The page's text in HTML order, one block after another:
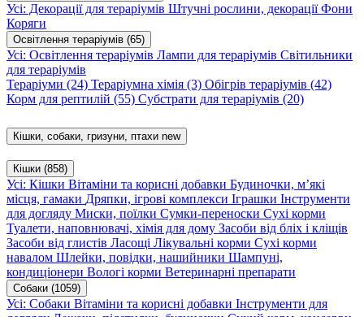
Усі: Декорації для тераріумів Штучні рослини, декораціїФони
Коряги
Освітлення тераріумів (65)
Усі: Освітлення тераріумів Лампи для тераріумів Світильники
для тераріумів
Тераріуми (24) Тераріумна хімія (3) Обігрів тераріумів (42)
Корм для рептилій (55) Субстрати для тераріумів (20)
Кішки, собаки, гризуни, птахи new
Кішки (858)
Усі: Кішки Вітаміни та корисні добавки Будиночки, м’які
місця, гамаки Дряпки, ігрові комплекси Іграшки Інструменти
для догляду Миски, поїлки Сумки-переноски Сухі корми
Туалети, наповнювачі, хімія для дому Засоби від бліх і кліщів
Засоби від глистів Ласощі Лікувальні корми Сухі корми
навалом Шлейки, повідки, нашийники Шампуні,
кондиціонери Вологі корми Ветеринарні препарати
Собаки (1059)
Усі: Собаки Вітаміни та корисні добавки Інструменти для